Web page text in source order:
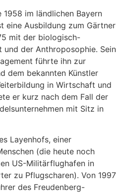
im ländlichen Bayern
eine Ausbildung zum Gärtner
mit der biologisch-
der Anthroposophie. Sein
führte ihn zur
dem bekannten Künstler
in Wirtschaft und
er kurz nach dem Fall der
mit Sitz in
Layenhofs, einer
(die heute noch
US-Militärflughafen in
zu Pflugscharen). Von 1997
des Freudenberg-